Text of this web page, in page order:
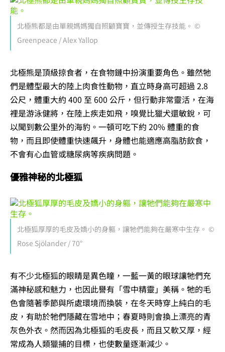
北極熊都是由單親媽媽獨自照顧寶寶，並傳授生存技能。 ©
Greenpeace / Alex Yallop
北極熊是頂級掠食者，在食物鏈中扮演重要角色。雖然牠
們是體型最大的陸上肉食性動物，直立時身高可超過 2.8
公尺，體重大約 400 至 600 公斤，但行動非常靈活，在海
裡是游泳健將，在陸上疾走如飛，嗅覺比獵犬還敏銳，可
以聞到數公里外的海豹。一頓可吃下約 20% 體重的食
物，而且即使體重快速飆升，身體也能適應高脂肪飲食，
不會有心血管或糖尿病等疾病問題。
優雅神秘的北極狐
北極狐厚厚的毛皮及嬌小的身軀，讓牠們能夠在嚴寒中生存。 ©
Rose Sjölander / 70°
有不少北極狐的眼睛是異色瞳，一藍一黃的眼球讓牠們充
滿神秘感和魅力，也因此譽有「雪中精靈」美稱。牠的毛
色會隨著季節與所處環境而換裝，在冬天時穿上純白的毛
皮，有助於牠們隱藏在雪地中；春夏時則會換上漂亮的青
灰色外衣。然而因為北極狐的毛皮長，而且又軟又厚，經
常成為人類獵捕的目標，也使數量逐漸減少。